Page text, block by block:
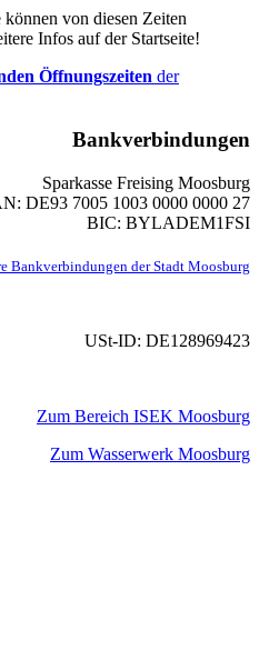
von diesen Zeiten
Infos auf der Startseite!
Öffnungszeiten der
Bankverbindungen
Sparkasse Freising Moosburg
DE93 7005 1003 0000 0000 27
BIC: BYLADEM1FSI
Bankverbindungen der Stadt Moosburg
USt-ID: DE128969423
Zum Bereich ISEK Moosburg
Zum Wasserwerk Moosburg